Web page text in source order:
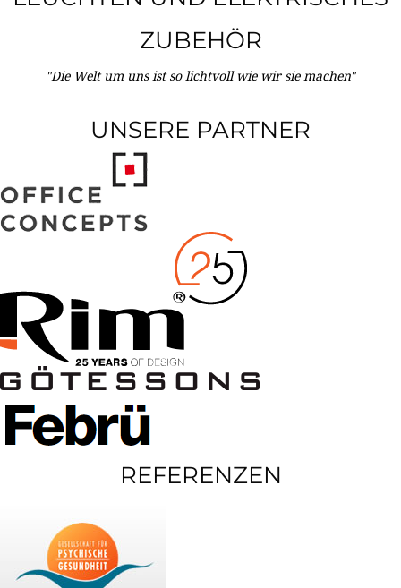
ZUBEHÖR
"Die Welt um uns ist so lichtvoll wie wir sie machen"
UNSERE PARTNER
REFERENZEN